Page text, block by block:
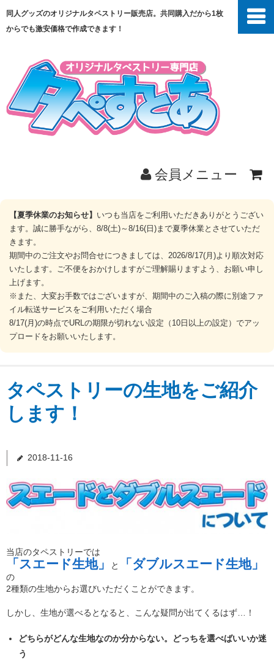
同人グッズのオリジナルタペストリー販売店。共同購入だから1枚
からでも激安価格で作成できます！
会員メニュー
商品一覧
共同購入とは
ご注文の流れ
納期について
データ作成ガイド
【夏季休業のお知らせ】 いつも当店をご利用いただきありがとうござい
ます。誠に勝手ながら、8/8(土)～8/16(日)まで夏季休業とさせていただ
きます。
期間中のご注文やお問合せにつきましては、2026/8/17(月)より順次対応
いたします。ご不便をおかけしますがご理解賜りますよう、お願い申し
上げます。
※また、大変お手数ではございますが、期間中のご入稿の際に別途ファ
イル転送サービスをご利用いただく場合
8/17(月)の時点でURLの期限が切れない設定（10日以上の設定）でアッ
プロードをお願いいたします。
タペストリーの生地をご紹介
します！
2018-11-16
当店のタペストリーでは
「スエード生地」 と 「ダブルスエード生地」
の
2種類の生地からお選びいただくことができます。
しかし、生地が選べるとなると、こんな疑問が出てくるはず…！
どちらがどんな生地なのか分からない。どっちを選べばいいか迷
う